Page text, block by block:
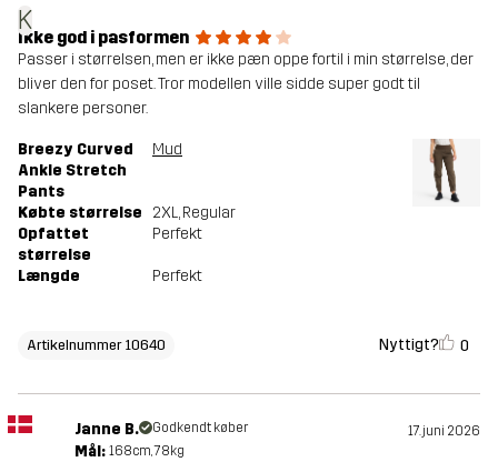
K
Ikke god i pasformen
Passer i størrelsen, men er ikke pæn oppe fortil i min størrelse, der
bliver den for poset. Tror modellen ville sidde super godt til
slankere personer.
Breezy Curved
Ankle Stretch
Pants
Mud
Købte størrelse 2XL, Regular
Opfattet
størrelse
Perfekt
Længde Perfekt
Artikelnummer 10640 Nyttigt? 0
Janne B. Godkendt køber 17. juni 2026
Mål: 168cm, 78kg